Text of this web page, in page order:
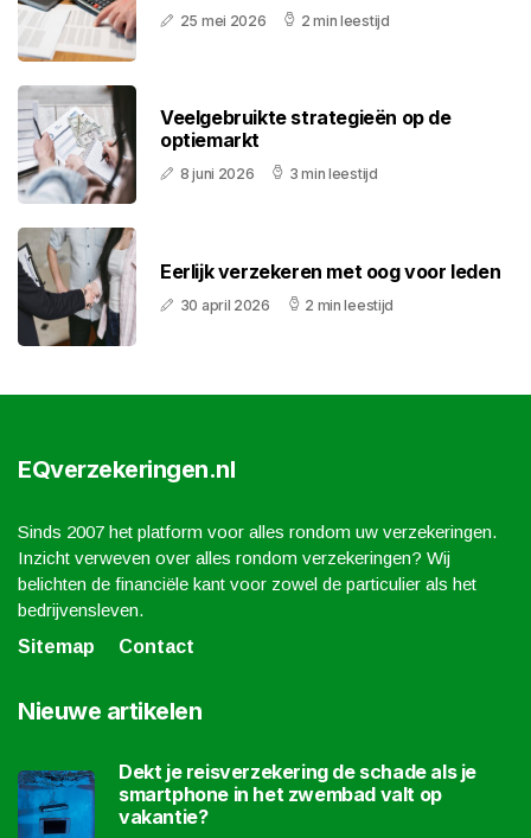
25 mei 2026 2 min leestijd
Veelgebruikte strategieën op de
optiemarkt
8 juni 2026 3 min leestijd
Eerlijk verzekeren met oog voor leden
30 april 2026 2 min leestijd
EQverzekeringen.nl
Sinds 2007 het platform voor alles rondom uw verzekeringen.
Inzicht verweven over alles rondom verzekeringen? Wij
belichten de financiële kant voor zowel de particulier als het
bedrijvensleven.
Sitemap
Contact
Nieuwe artikelen
Dekt je reisverzekering de schade als je
smartphone in het zwembad valt op
vakantie?